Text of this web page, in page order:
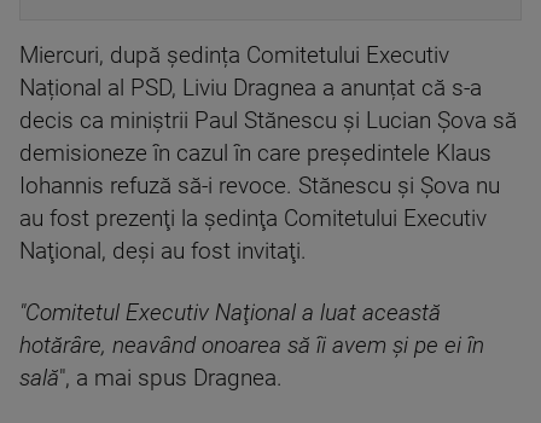
Miercuri, după ședința Comitetului Executiv
Național al PSD, Liviu Dragnea a anunțat că s-a
decis ca miniştrii Paul Stănescu şi Lucian Şova să
demisioneze în cazul în care preşedintele Klaus
Iohannis refuză să-i revoce. Stănescu şi Şova nu
au fost prezenţi la şedinţa Comitetului Executiv
Naţional, deşi au fost invitaţi.
"Comitetul Executiv Naţional a luat această
hotărâre, neavând onoarea să îi avem şi pe ei în
sală", a mai spus Dragnea.